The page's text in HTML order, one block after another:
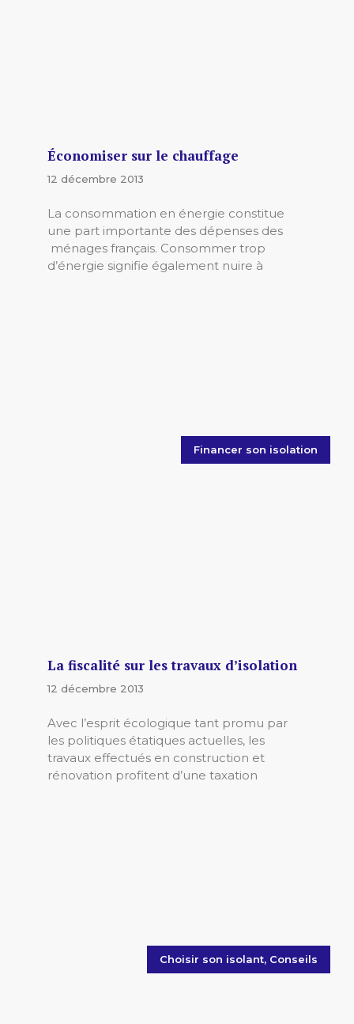
Économiser sur le chauffage
12 décembre 2013
La consommation en énergie constitue
une part importante des dépenses des
ménages français. Consommer trop
d’énergie signifie également nuire à
Financer son isolation
La fiscalité sur les travaux d’isolation
12 décembre 2013
Avec l’esprit écologique tant promu par
les politiques étatiques actuelles, les
travaux effectués en construction et
rénovation profitent d’une taxation
Choisir son isolant, Conseils